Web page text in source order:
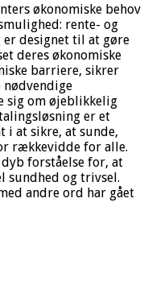
økonomiske behov
rente- og
designet til at gøre
deres økonomiske
barriere, sikrer
nødvendige
sig om øjeblikkelig
er et
i at sikre, at sunde,
rækkevidde for alle.
forståelse for, at
sundhed og trivsel.
andre ord har gået